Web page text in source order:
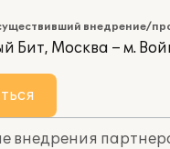
внедрение/
Бит, Москва – м.
внедрения